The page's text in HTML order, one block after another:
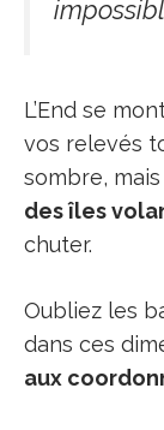
L’End se
vos relevés
sombre,
des îles
chuter.
Oubliez les
dans ces
aux